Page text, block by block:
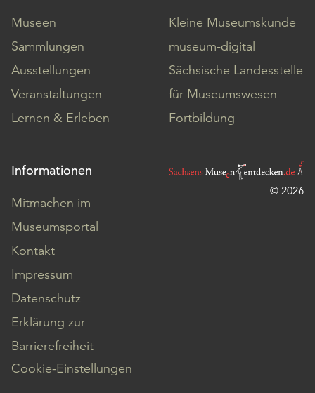
Museen
Sammlungen
Ausstellungen
Veranstaltungen
Lernen & Erleben
Kleine Museumskunde
museum-digital
Sächsische Landesstelle
für Museumswesen
Fortbildung
Informationen
Mitmachen im
Museumsportal
Kontakt
Impressum
Datenschutz
Erklärung zur
Barrierefreiheit
Cookie-Einstellungen
© 2026